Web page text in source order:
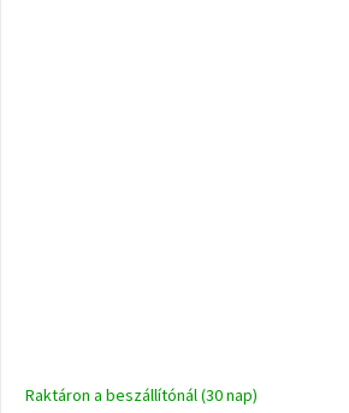
Raktáron a beszállítónál (30 nap)